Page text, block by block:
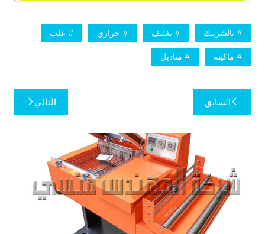
بالشرينك تغليف حراري علب
ماكينة مناديل
تصفّح
المقالات
السابق التالي